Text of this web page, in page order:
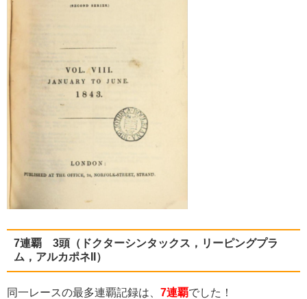
7連覇 3頭（ドクターシンタックス，リーピングプラ
ム，アルカポネII）
同一レースの最多連覇記録は、 7連覇でした！